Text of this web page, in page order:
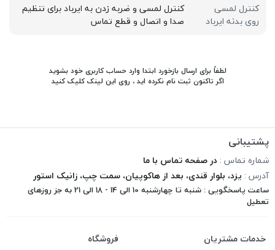
کنترل لمسی
روی بدنه ایرباد
کنترل لمسی و ضربه زدن به ایرباد برای تنظیم
صدا و اتصال و قطع تماس
لطفاً برای ارسال بازخورد ابتدا وارد حساب کاربری خود بشوید
اگر تاکنون ثبت نام نکرده اید ، روی این لینک کلیک کنید
پشتیبانی
شماره تماس : در صفحه تماس با ما
آدرس : یزد، بلوار قندی، بعد از هاکوپیان، سمت چپ، زانیک استور
ساعت پاسخگویی : شنبه تا چهارشنبه 10 الی 14 - 18 الی 21 به جز روزهای
تعطیل
خدمات مشتریان فروشگاه